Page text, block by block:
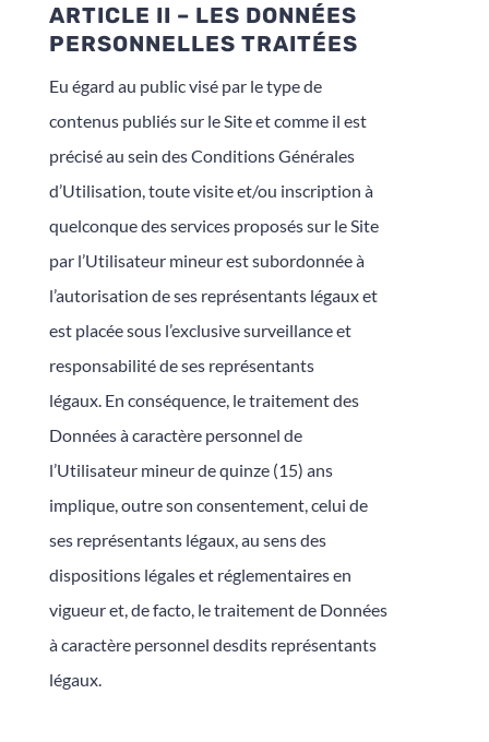
ARTICLE II – LES DONNÉES
PERSONNELLES TRAITÉES
Eu égard au public visé par le type de
contenus publiés sur le Site et comme il est
précisé au sein des Conditions Générales
d’Utilisation, toute visite et/ou inscription à
quelconque des services proposés sur le Site
par l’Utilisateur mineur est subordonnée à
l’autorisation de ses représentants légaux et
est placée sous l’exclusive surveillance et
responsabilité de ses représentants
légaux. En conséquence, le traitement des
Données à caractère personnel de
l’Utilisateur mineur de quinze (15) ans
implique, outre son consentement, celui de
ses représentants légaux, au sens des
dispositions légales et réglementaires en
vigueur et, de facto, le traitement de Données
à caractère personnel desdits représentants
légaux.